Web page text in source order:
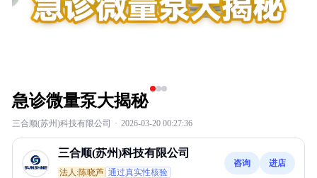
急诊微量泵大揭秘
三合顺(苏州)科技有限公司 · 2026-03-20 00:27:36
三合顺(苏州)科技有限公司
法人:陈晓芦 通过真实性核验
咨询 进店